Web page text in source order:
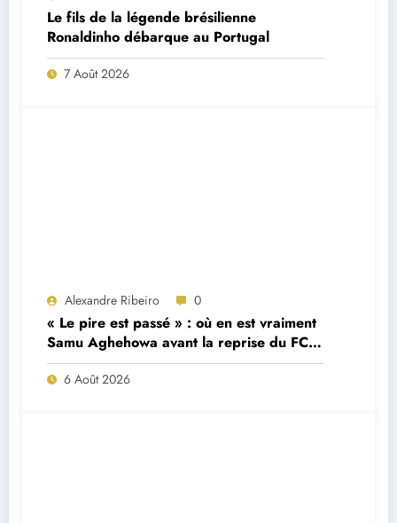
Le fils de la légende brésilienne
Ronaldinho débarque au Portugal
7 Août 2026
Alexandre Ribeiro 0
« Le pire est passé » : où en est vraiment
Samu Aghehowa avant la reprise du FC
Porto ?
6 Août 2026